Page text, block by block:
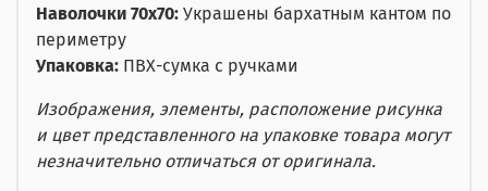
Наволочки 70x70: Украшены бархатным кантом по
периметру
Упаковка: ПВХ-сумка с ручками
Изображения, элементы, расположение рисунка
и цвет представленного на упаковке товара могут
незначительно отличаться от оригинала.